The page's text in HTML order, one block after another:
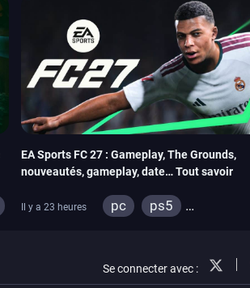
EA Sports FC 27 : Gameplay, The Grounds,
nouveautés, gameplay, date… Tout savoir
Il y a 23 heures pc
ps5
Se connecter avec :